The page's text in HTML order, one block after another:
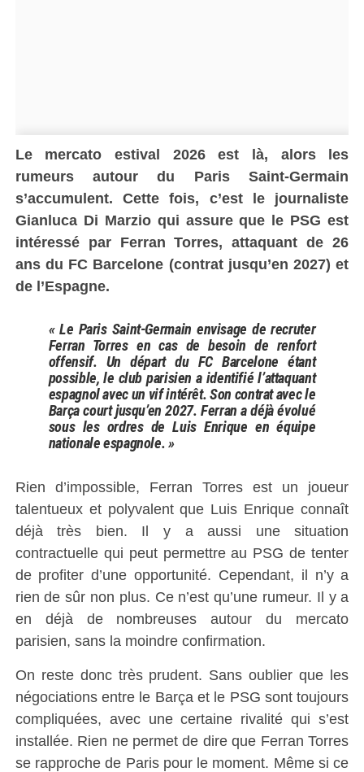
Le mercato estival 2026 est là, alors les
rumeurs autour du Paris Saint-Germain
s’accumulent. Cette fois, c’est le journaliste
Gianluca Di Marzio qui assure que le PSG est
intéressé par Ferran Torres, attaquant de 26
ans du FC Barcelone (contrat jusqu’en 2027) et
de l’Espagne.
« Le Paris Saint-Germain envisage de recruter
Ferran Torres en cas de besoin de renfort
offensif. Un départ du FC Barcelone étant
possible, le club parisien a identifié l’attaquant
espagnol avec un vif intérêt. Son contrat avec le
Barça court jusqu’en 2027. Ferran a déjà évolué
sous les ordres de Luis Enrique en équipe
nationale espagnole. »
Rien d’impossible, Ferran Torres est un joueur
talentueux et polyvalent que Luis Enrique connaît
déjà très bien. Il y a aussi une situation
contractuelle qui peut permettre au PSG de tenter
de profiter d’une opportunité. Cependant, il n’y a
rien de sûr non plus. Ce n’est qu’une rumeur. Il y a
en déjà de nombreuses autour du mercato
parisien, sans la moindre confirmation.
On reste donc très prudent. Sans oublier que les
négociations entre le Barça et le PSG sont toujours
compliquées, avec une certaine rivalité qui s’est
installée. Rien ne permet de dire que Ferran Torres
se rapproche de Paris pour le moment. Même si ce